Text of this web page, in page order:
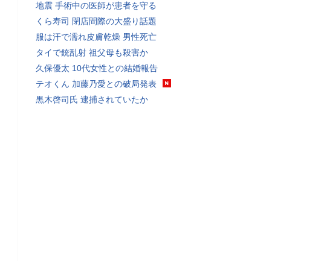
地震 手術中の医師が患者を守る
くら寿司 閉店間際の大盛り話題
服は汗で濡れ皮膚乾燥 男性死亡
タイで銃乱射 祖父母も殺害か
久保優太 10代女性との結婚報告
テオくん 加藤乃愛との破局発表
黒木啓司氏 逮捕されていたか